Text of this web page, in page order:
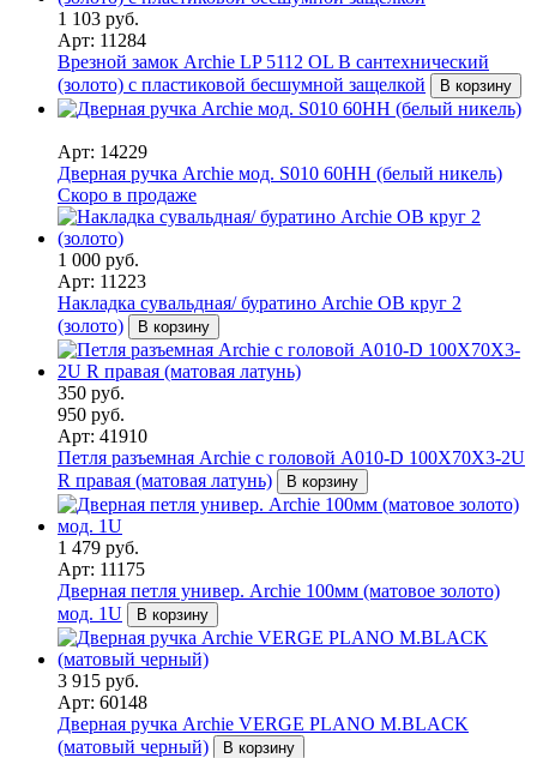
1 103 руб.
Арт: 11284
Врезной замок Archie LP 5112 OL B сантехнический
(золото) с пластиковой бесшумной защелкой
В корзину
Арт: 14229
Дверная ручка Archie мод. S010 60HH (белый никель)
Скоро в продаже
1 000 руб.
Арт: 11223
Накладка сувальдная/ буратино Archie OB круг 2
(золото)
В корзину
350 руб.
950 руб.
Арт: 41910
Петля разъемная Archie с головой A010-D 100X70X3-2U
R правая (матовая латунь)
В корзину
1 479 руб.
Арт: 11175
Дверная петля универ. Archie 100мм (матовое золото)
мод. 1U
В корзину
3 915 руб.
Арт: 60148
Дверная ручка Archie VERGE PLANO M.BLACK
(матовый черный)
В корзину